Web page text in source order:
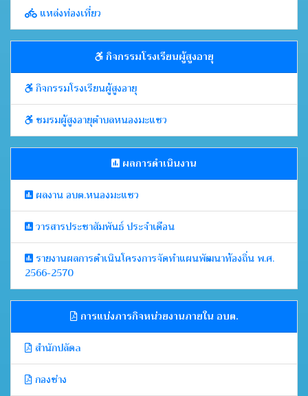
แหล่งท่องเที่ยว
กิจกรรมโรงเรียนผู้สูงอายุ
กิจกรรมโรงเรียนผู้สูงอายุ
ชมรมผู้สูงอายุตำบลหนองมะแซว
ผลการดำเนินงาน
ผลงาน อบต.หนองมะแซว
วารสารประชาสัมพันธ์ ประจำเดือน
รายงานผลการดำเนินโครงการจัดทำแผนพัฒนาท้องถิ่น พ.ศ.
2566-2570
การแบ่งภารกิจหน่วยงานภายใน อบต.
สำนักปลัดa
กองช่าง